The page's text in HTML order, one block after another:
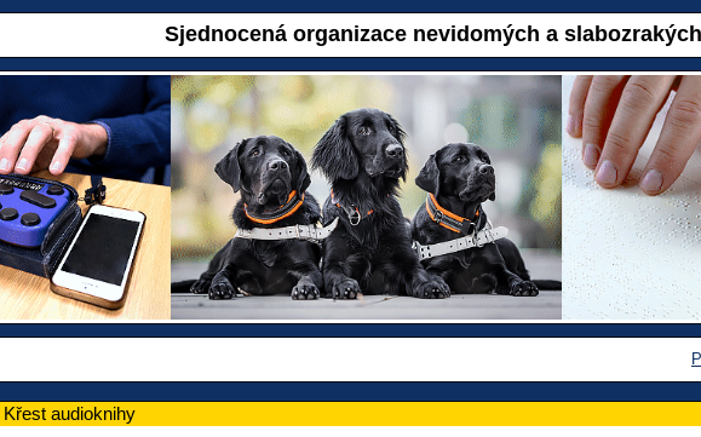
Sjednocená organizace nevidomých a
Křest audioknihy